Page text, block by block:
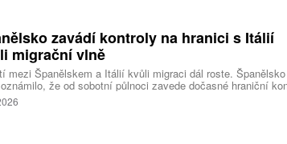
zavádí kontroly na hranici s Itálií
migrační vlně
mezi Španělskem a Itálií kvůli migraci dál roste. Španělsko
že od sobotní půlnoci zavede dočasné hraniční
z Itálie. Opatření má platit do 7. září a je přímou
Říma obnovit kontroly u osob přijíždějících ze